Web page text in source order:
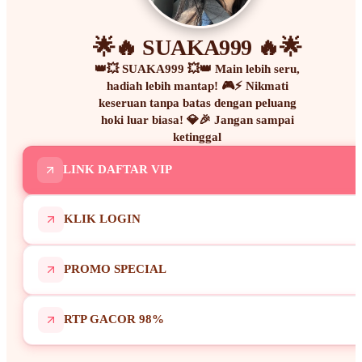
🌟🔥 SUAKA999 🔥🌟
👑💥 SUAKA999 💥👑 Main lebih seru,
hadiah lebih mantap! 🎮⚡ Nikmati
keseruan tanpa batas dengan peluang
hoki luar biasa! 💎🎉 Jangan sampai
ketinggal
LINK DAFTAR VIP
KLIK LOGIN
PROMO SPECIAL
RTP GACOR 98%